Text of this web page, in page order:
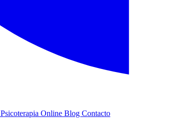
Psicoterapia Online Blog Contacto